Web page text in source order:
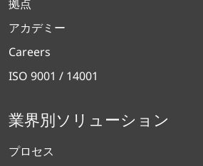
拠点
アカデミー
Careers
ISO 9001 / 14001
業界別ソリューション
プロセス